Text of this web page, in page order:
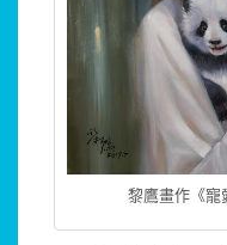
黎鷹畫作《寵